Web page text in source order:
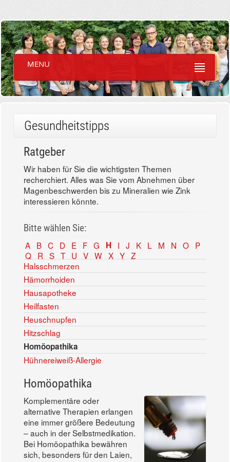
MENU
Gesundheitstipps
Ratgeber
Wir haben für Sie die wichtigsten Themen
recherchiert. Alles was Sie vom Abnehmen über
Magenbeschwerden bis zu Mineralien wie Zink
interessieren könnte.
Bitte wählen Sie:
A B C D E F G H I J K L M N O P
Q R S T U V W X Y Z
Halsschmerzen
Hämorrhoiden
Hausapotheke
Heilfasten
Heuschnupfen
Hitzschlag
Homöopathika
Hühnereiweiß-Allergie
Homöopathika
Komplementäre oder
alternative Therapien erlangen
eine immer größere Bedeutung
– auch in der Selbstmedikation.
Bei Homöopathika bewähren
sich, besonders für den Laien,